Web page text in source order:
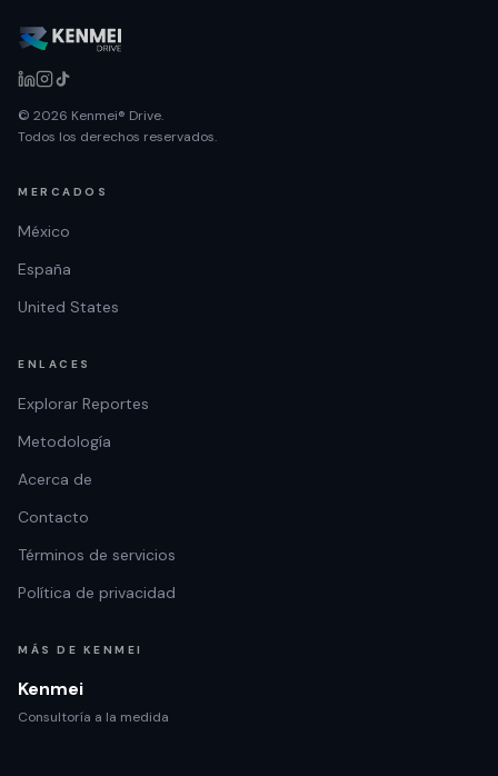
© 2026 Kenmei® Drive.
Todos los derechos reservados.
MERCADOS
México
España
United States
ENLACES
Explorar Reportes
Metodología
Acerca de
Contacto
Términos de servicios
Política de privacidad
MÁS DE KENMEI
Kenmei
Consultoría a la medida